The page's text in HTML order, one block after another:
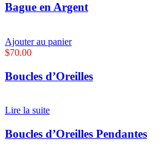
Bague en Argent
Ajouter au panier
$70.00
Boucles d’Oreilles
Lire la suite
Boucles d’Oreilles Pendantes